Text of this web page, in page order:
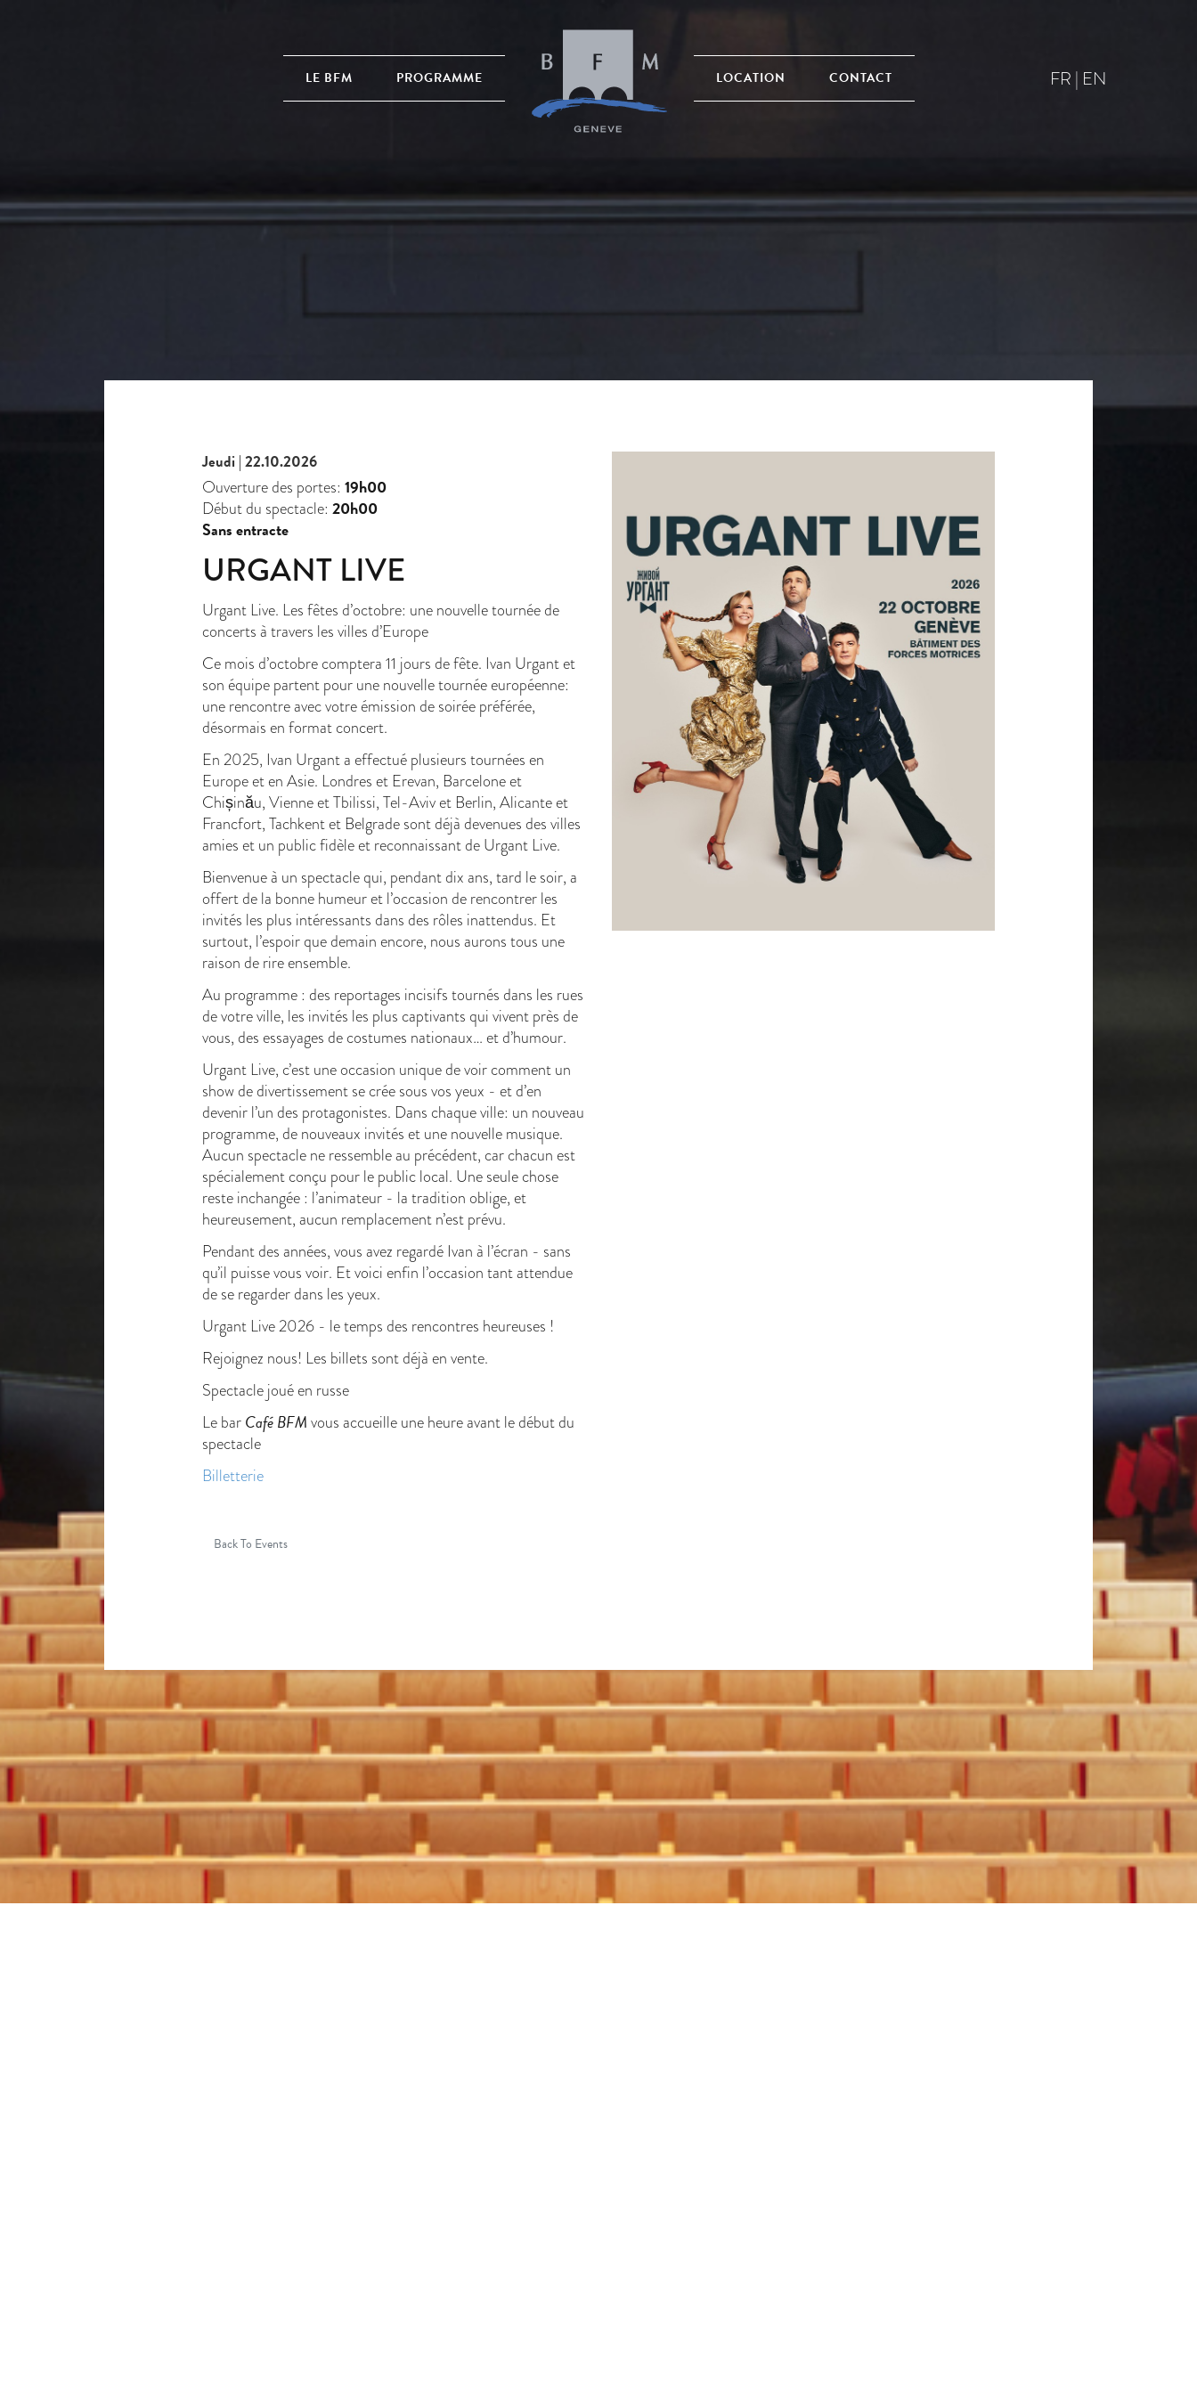
LE BFM PROGRAMME LOCATION CONTACT FR | EN
Jeudi | 22.10.2026
Ouverture des portes: 19h00
Début du spectacle: 20h00
Sans entracte
URGANT LIVE
Urgant Live. Les fêtes d’octobre: une nouvelle tournée de
concerts à travers les villes d’Europe
Ce mois d’octobre comptera 11 jours de fête. Ivan Urgant et
son équipe partent pour une nouvelle tournée européenne:
une rencontre avec votre émission de soirée préférée,
désormais en format concert.
En 2025, Ivan Urgant a effectué plusieurs tournées en
Europe et en Asie. Londres et Erevan, Barcelone et
Chișinău, Vienne et Tbilissi, Tel-Aviv et Berlin, Alicante et
Francfort, Tachkent et Belgrade sont déjà devenues des villes
amies et un public fidèle et reconnaissant de Urgant Live.
Bienvenue à un spectacle qui, pendant dix ans, tard le soir, a
offert de la bonne humeur et l’occasion de rencontrer les
invités les plus intéressants dans des rôles inattendus. Et
surtout, l’espoir que demain encore, nous aurons tous une
raison de rire ensemble.
Au programme : des reportages incisifs tournés dans les rues
de votre ville, les invités les plus captivants qui vivent près de
vous, des essayages de costumes nationaux… et d’humour.
Urgant Live, c’est une occasion unique de voir comment un
show de divertissement se crée sous vos yeux - et d’en
devenir l’un des protagonistes. Dans chaque ville: un nouveau
programme, de nouveaux invités et une nouvelle musique.
Aucun spectacle ne ressemble au précédent, car chacun est
spécialement conçu pour le public local. Une seule chose
reste inchangée : l’animateur - la tradition oblige, et
heureusement, aucun remplacement n’est prévu.
Pendant des années, vous avez regardé Ivan à l’écran - sans
qu’il puisse vous voir. Et voici enfin l’occasion tant attendue
de se regarder dans les yeux.
Urgant Live 2026 - le temps des rencontres heureuses !
Rejoignez nous! Les billets sont déjà en vente.
Spectacle joué en russe
Le bar Café BFM vous accueille une heure avant le début du
spectacle
Billetterie
Back To Events